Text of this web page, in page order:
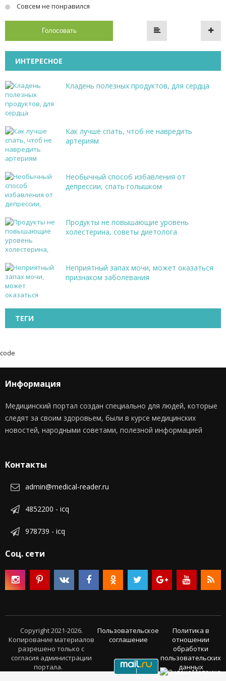
Совсем не понравился
Голосовать
ИНТЕРЕСНОЕ
Кладень полезных продуктов, для сердца
Как лучше спать, чтоб не навредить
артериям
Необычный способ избавления от
депрессии, спать голышком
Продукты не повышающие уровень
холестерина, советы диетолога
Неприятный запах мочи, может оказаться
признаком заболевания
ТЕГИ
code
Информация
Медицинский портал создан специально для людей, которые
следят за своим здоровьем, были в курсе медицинских
новостей, народными советами, полезной информацией
Контакты
admin@medical-reader.ru
4852200 - icq
978739 - icq
Соц. сети
Copyright 2021-2026.
Копирование материалов
разрешено только с
согласия администрации
портала.
Пользовательское
соглашение
Политика в
отношении
обработки
пользовательских
данных